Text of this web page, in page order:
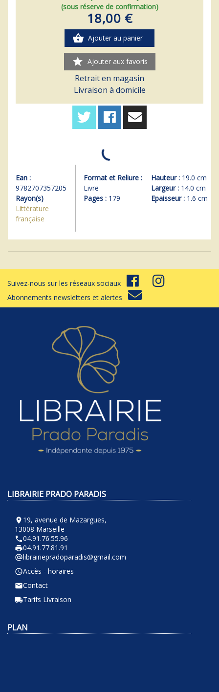
(sous réserve de confirmation)
18,00 €
shopping_basket Ajouter au panier
star Ajouter aux favoris
Retrait en magasin
Livraison à domicile
Ean :
9782707357205
Rayon(s)
Littérature
française
Format et Reliure :
Livre
Pages :179
Hauteur : 19.0 cm
Largeur : 14.0 cm
Epaisseur : 1.6 cm
Suivez-nous sur les réseaux sociaux
Abonnements newsletters et alertes
LIBRAIRIE PRADO PARADIS
room 19, avenue de Mazargues,
13008 Marseille
phone04.91.76.55.96
local_printshop04.91.77.81.91
alternate_emaillibrairiepradoparadis@gmail.com
query_builderAccès - horaires
emailContact
local_shippingTarifs Livraison
PLAN